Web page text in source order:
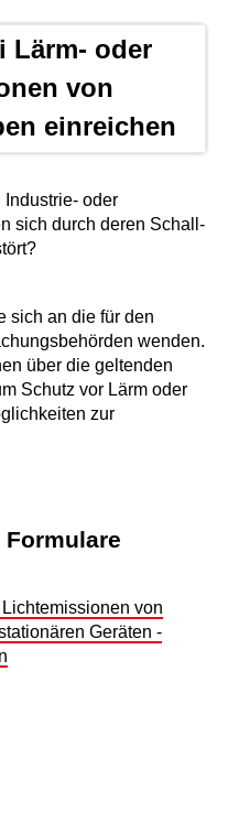
Lärm- oder
von
einreichen
oder
sich durch deren Schall-
sich an die für den
wenden.
über die geltenden
Schutz vor Lärm oder
zur
von
Geräten -